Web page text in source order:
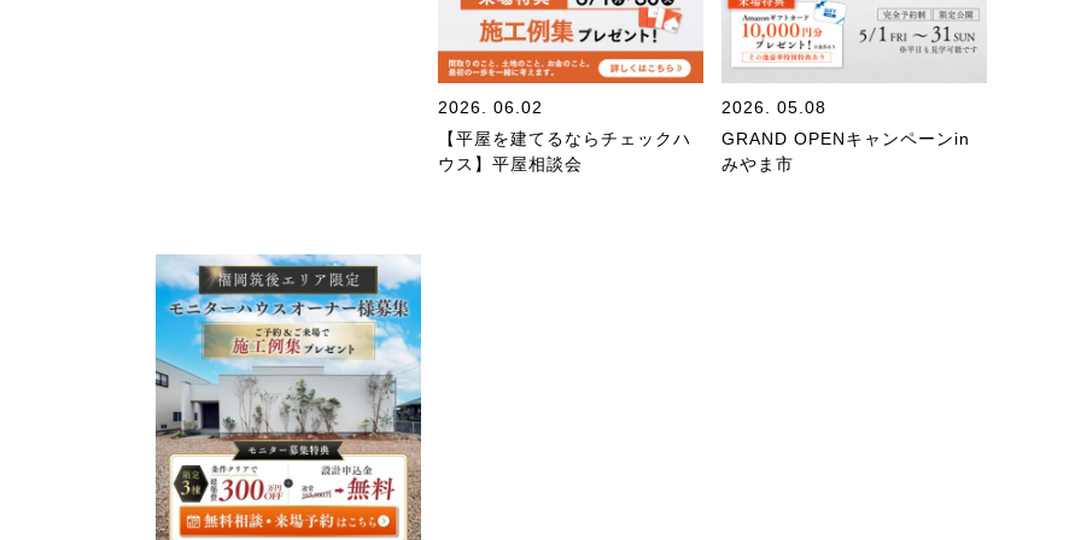
2026. 06.02
【平屋を建てるならチェックハ
ウス】平屋相談会
2026. 05.08
GRAND OPENキャンペーンin
みやま市